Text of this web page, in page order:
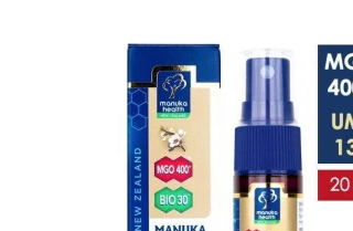
Specialitati si produse asiatice